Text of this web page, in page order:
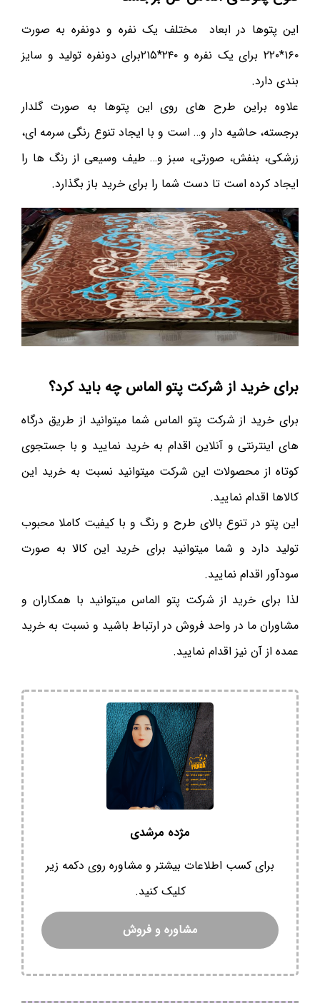
این پتوها در ابعاد مختلف یک نفره و دونفره به صورت
۱۶۰*۲۲۰ برای یک نفره و ۲۴۰*۲۱۵برای دونفره تولید و سایز
بندی دارد.
علاوه براین طرح های روی این پتوها به صورت گلدار
برجسته، حاشیه دار و… است و با ایجاد تنوع رنگی سرمه ای،
زرشکی، بنفش، صورتی، سبز و… طیف وسیعی از رنگ ها را
ایجاد کرده است تا دست شما را برای خرید باز بگذارد.
برای خرید از شرکت پتو الماس چه باید کرد؟
برای خرید از شرکت پتو الماس شما میتوانید از طریق درگاه
های اینترنتی و آنلاین اقدام به خرید نمایید و با جستجوی
کوتاه از محصولات این شرکت میتوانید نسبت به خرید این
کالاها اقدام نمایید.
این پتو در تنوع بالای طرح و رنگ و با کیفیت کاملا محبوب
تولید دارد و شما میتوانید برای خرید این کالا به صورت
سودآور اقدام نمایید.
لذا برای خرید از شرکت پتو الماس میتوانید با همکاران و
مشاوران ما در واحد فروش در ارتباط باشید و نسبت به خرید
عمده از آن نیز اقدام نمایید.
مژده مرشدی
برای کسب اطلاعات بیشتر و مشاوره روی دکمه زیر
کلیک کنید.
مشاوره و فروش